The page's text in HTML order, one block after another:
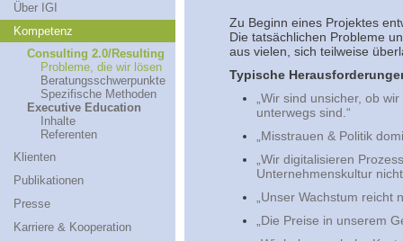
Zu Beginn eines Projektes
Die tatsächlichen Probleme
aus vielen, sich teilweise
Typische
„Wir sind unsicher, ob
unterwegs sind.“
„Misstrauen & Politik
„Wir digitalisieren
Unternehmenskultur
„Unser Wachstum
„Die Preise in unserem
Über IGI
Kompetenz
Consulting 2.0/Resulting
Probleme, die wir lösen
Beratungsschwerpunkte
Spezifische Methoden
Executive Education
Inhalte
Referenten
Klienten
Publikationen
Presse
Karriere & Kooperation